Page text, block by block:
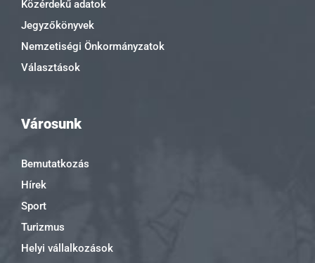
Közérdekű adatok
Jegyzőkönyvek
Nemzetiségi Önkormányzatok
Választások
Városunk
Bemutatkozás
Hírek
Sport
Turizmus
Helyi vállalkozások